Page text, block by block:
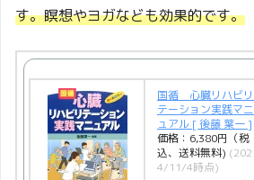
す。瞑想やヨガなども効果的です。
国循 心臓リハビリ
テーション実践マニ
ュアル [ 後藤 葉一 ]
価格：6,380円（税
込、送料無料) (202
4/11/4時点)